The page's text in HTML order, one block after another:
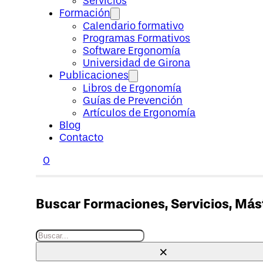
Formación
Calendario formativo
Programas Formativos
Software Ergonomía
Universidad de Girona
Publicaciones
Libros de Ergonomía
Guías de Prevención
Artículos de Ergonomía
Blog
Contacto
0
Buscar Formaciones, Servicios,
Buscar
×